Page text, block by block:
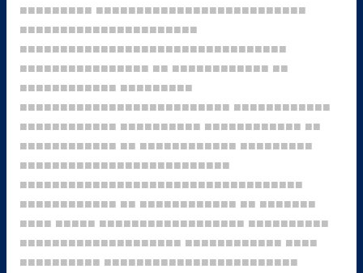
■■■■■■■■■ ■■■■■■■■■■■■■■■■■■■■■■■■■■
■■■■■■■■■■■■■■■■■■■■■■
■■■■■■■■■■■■■■■■■■■■■■■■■■■■■■■■■
■■■■■■■■■■■■■■■■ ■■ ■■■■■■■■■■■■ ■■
■■■■■■■■■■■■ ■■■■■■■■■
■■■■■■■■■■■■■■■■■■■■■■■■■■ ■■■■■■■■■■■■
■■■■■■■■■■■■ ■■■■■■■■■■ ■■■■■■■■■■■■ ■■
■■■■■■■■■■■■ ■■ ■■■■■■■■■■■■ ■■■■■■■■■
■■■■■■■■■■■■■■■■■■■■■■■■■■
■■■■■■■■■■■■■■■■■■■■■■■■■■■■■■■■■■■
■■■■■■■■■■■■ ■■ ■■■■■■■■■■■■ ■■ ■■■■■■■
■■■■ ■■■■■ ■■■■■■■■■■■■■■■■■■ ■■■■■■■■■■
■■■■■■■■■■■■■■■■■■■■ ■■■■■■■■■■■■ ■■■■
■■■■■■■■■■ ■■■■■■■■■■■■■■■■■■■■■■■■